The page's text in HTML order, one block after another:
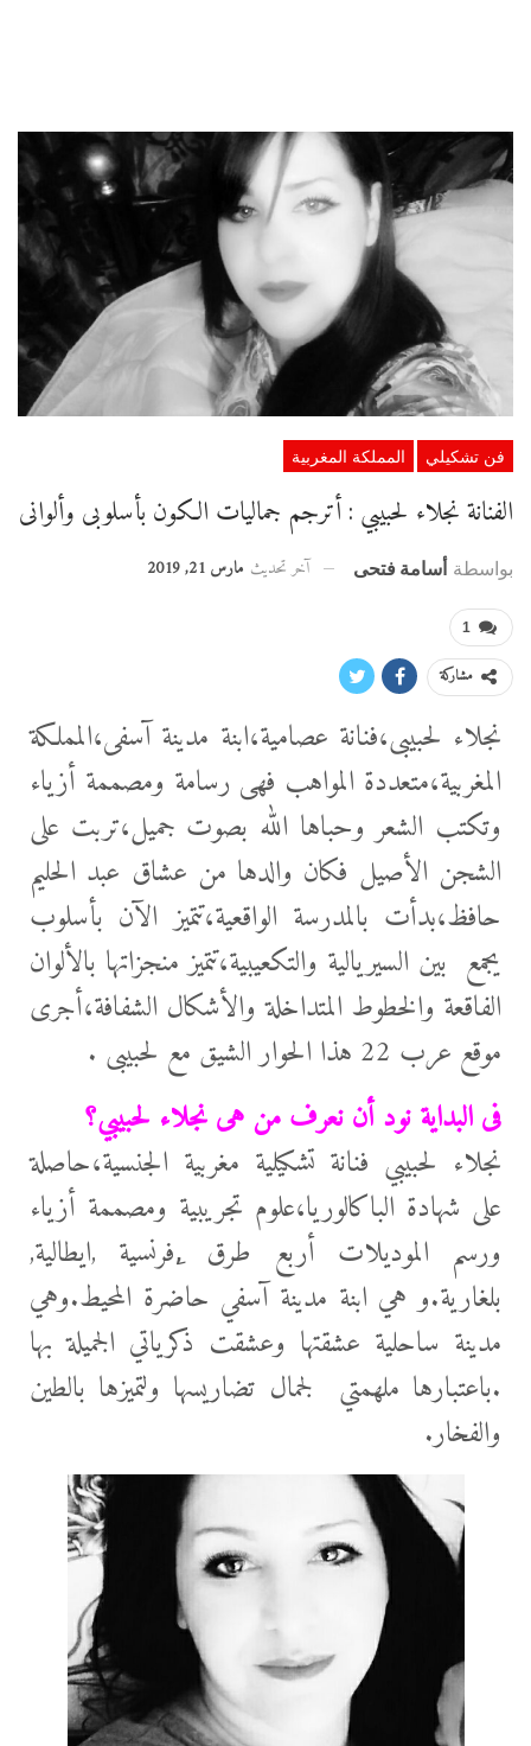
فن تشكيلي المملكة المغربية
الفنانة نجلاء لحبيبي : أترجم جماليات الكون بأسلوبى وألوانى
بواسطة أسامة فتحى آخر تحديث مارس 21, 2019
1
مشاركة
نجلاء لحبيبى،فنانة عصامية،ابنة مدينة آسفى،المملكة
المغربية،متعددة المواهب فهى رسامة ومصممة أزياء
وتكتب الشعر وحباها الله بصوت جميل،تربت على
الشجن الأصيل فكان والدها من عشاق عبد الحليم
حافظ،بدأت بالمدرسة الواقعية،تتميز الآن بأسلوب
يجمع بين السيريالية والتكعيبية،تتميز منجزاتها بالألوان
الفاقعة والخطوط المتداخلة والأشكال الشفافة،أجرى
موقع عرب 22 هذا الحوار الشيق مع لحبيبى .
فى البداية نود أن نعرف من هى نجلاء لحبيبي؟
نجلاء لحبيبي فنانة تشكيلية مغربية الجنسية،حاصلة
علی شهادۃ الباكالوريا،علوم تجريبية ومصممة أزياء
ورسم الموديلات أربع طرق ,ِفرنسية ,ايطالية,
بلغارية.و هي ابنة مدينة آسفي حاضرۃ المحيط.وهي
مدينة ساحلية عشقتها وعشقت ذكرياتي الجميلة بها
.باعتبارها ملهمتي لجمال تضاريسها ولتميزها بالطين
والفخار.